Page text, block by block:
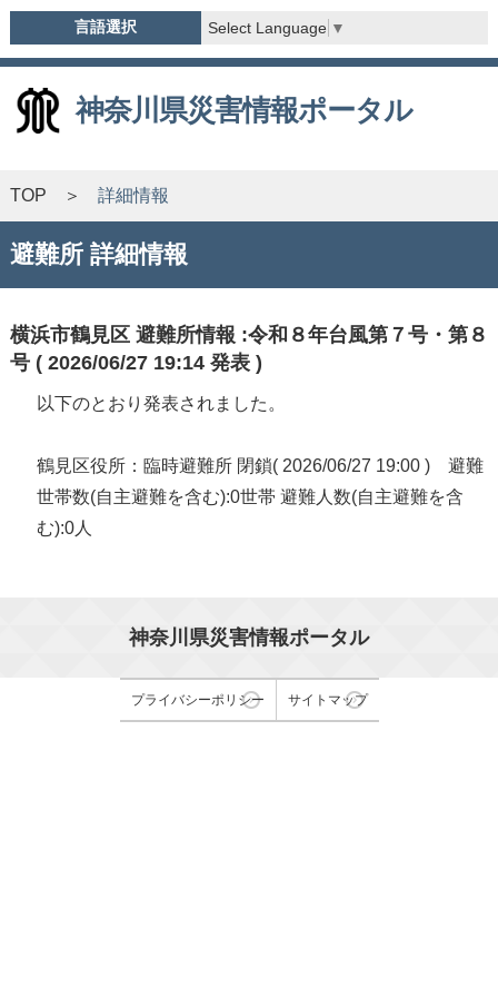
言語選択 Select Language ▼
神奈川県災害情報ポータル
TOP 詳細情報
避難所 詳細情報
横浜市鶴見区 避難所情報 :令和８年台風第７号・第８
号 ( 2026/06/27 19:14 発表 )
以下のとおり発表されました。
鶴見区役所：臨時避難所 閉鎖( 2026/06/27 19:00 ) 避難
世帯数(自主避難を含む):0世帯 避難人数(自主避難を含
む):0人
神奈川県災害情報ポータル
プライバシーポリシー サイトマップ